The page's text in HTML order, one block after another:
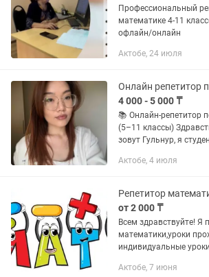
Профессиональный
математике 4-11 класс( казақ, орыс)
офлайн/онлайн
Актобе, 24 июля
4 000 - 5 000 ₸
📚 Онлайн-репетитор
(5–11 классы) Здравствуйте! Меня
зовут Гульнур, я
математике. Помогаю: ✅ повысить
в...
Актобе, 4 июля
Репетитор
от 2 000 ₸
Всем здравствуйте! Я
математики,уроки
индивидуальные
помогаю школьникам
Актобе, 7 июня